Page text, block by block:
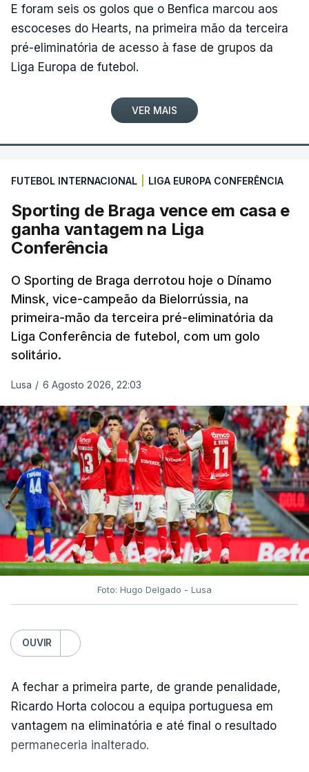
E foram seis os golos que o Benfica marcou aos
escoceses do Hearts, na primeira mão da terceira
pré-eliminatória de acesso à fase de grupos da
Liga Europa de futebol.
VER MAIS
FUTEBOL INTERNACIONAL LIGA EUROPA CONFERÊNCIA
Sporting de Braga vence em casa e
ganha vantagem na Liga
Conferência
O Sporting de Braga derrotou hoje o Dínamo
Minsk, vice-campeão da Bielorrússia, na
primeira-mão da terceira pré-eliminatória da
Liga Conferência de futebol, com um golo
solitário.
Lusa / 6 Agosto 2026, 22:03
Foto: Hugo Delgado - Lusa
OUVIR
A fechar a primeira parte, de grande penalidade,
Ricardo Horta colocou a equipa portuguesa em
vantagem na eliminatória e até final o resultado
permaneceria inalterado.